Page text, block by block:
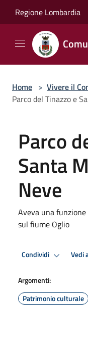
Regione Lombardia
Home > Vivere il
Parco del Tinazzo e
Parco
Santa
Neve
Aveva una
sul fiume Oglio
Condividi Vedi
Argomenti:
Patrimonio culturale